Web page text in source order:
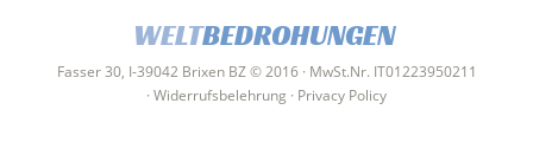
WELTBEDROHUNGEN
Fasser 30, I-39042 Brixen BZ © 2016 · MwSt.Nr. IT01223950211
· Widerrufsbelehrung · Privacy Policy